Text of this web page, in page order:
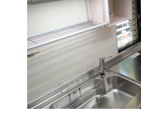
コンロ以外にも老朽化が進んだリフォ
ほとんど同じレイアウトのキッチンで